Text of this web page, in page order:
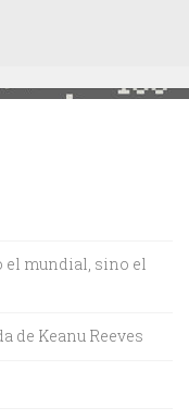
el mundial, sino el
de Keanu Reeves